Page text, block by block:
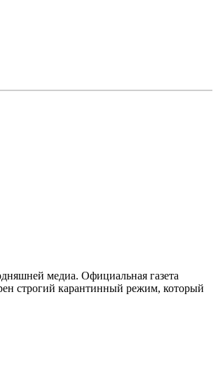
медиа. Официальная газета
строгий карантинный режим, который